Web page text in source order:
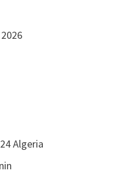
Algeria